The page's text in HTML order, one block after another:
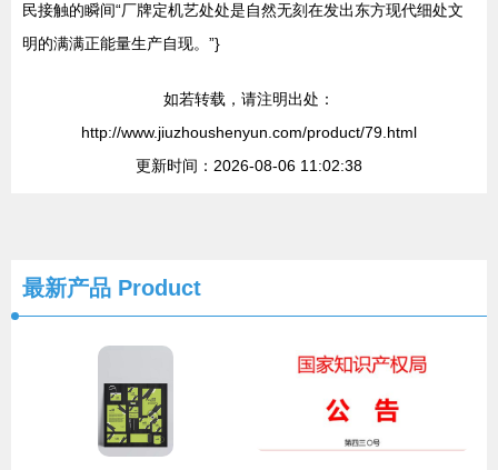
民接触的瞬间“厂牌定机艺处处是自然无刻在发出东方现代细处文
明的满满正能量生产自现。”}
如若转载，请注明出处：
http://www.jiuzhoushenyun.com/product/79.html
更新时间：2026-08-06 11:02:38
最新产品 Product